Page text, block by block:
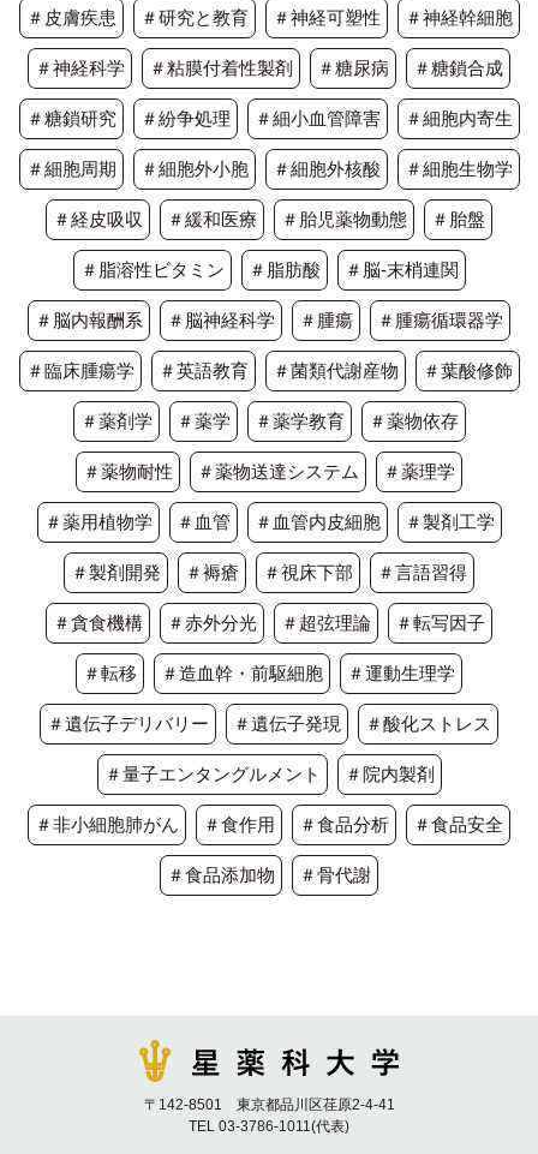
＃皮膚疾患 ＃研究と教育 ＃神経可塑性 ＃神経幹細胞
＃神経科学 ＃粘膜付着性製剤 ＃糖尿病 ＃糖鎖合成
＃糖鎖研究 ＃紛争処理 ＃細小血管障害 ＃細胞内寄生
＃細胞周期 ＃細胞外小胞 ＃細胞外核酸 ＃細胞生物学
＃経皮吸収 ＃緩和医療 ＃胎児薬物動態 ＃胎盤
＃脂溶性ビタミン ＃脂肪酸 ＃脳-末梢連関
＃脳内報酬系 ＃脳神経科学 ＃腫瘍 ＃腫瘍循環器学
＃臨床腫瘍学 ＃英語教育 ＃菌類代謝産物 ＃葉酸修飾
＃薬剤学 ＃薬学 ＃薬学教育 ＃薬物依存
＃薬物耐性 ＃薬物送達システム ＃薬理学
＃薬用植物学 ＃血管 ＃血管内皮細胞 ＃製剤工学
＃製剤開発 ＃褥瘡 ＃視床下部 ＃言語習得
＃貪食機構 ＃赤外分光 ＃超弦理論 ＃転写因子
＃転移 ＃造血幹・前駆細胞 ＃運動生理学
＃遺伝子デリバリー ＃遺伝子発現 ＃酸化ストレス
＃量子エンタングルメント ＃院内製剤
＃非小細胞肺がん ＃食作用 ＃食品分析 ＃食品安全
＃食品添加物 ＃骨代謝
〒142-8501 東京都品川区荏原2-4-41
TEL 03-3786-1011(代表)